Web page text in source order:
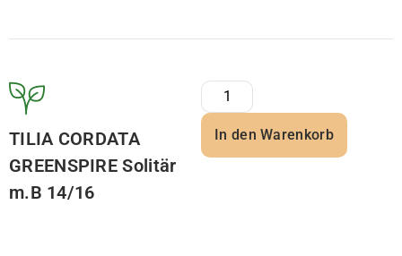
TILIA CORDATA
GREENSPIRE Solitär
m.B 14/16
In den Warenkorb